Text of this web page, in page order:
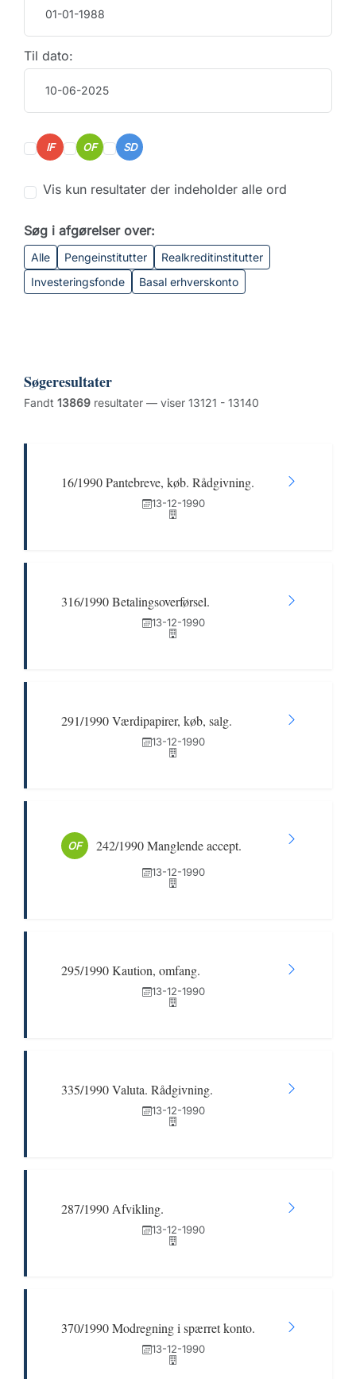
Til dato:
IF OF SD
Vis kun resultater der indeholder alle ord
Søg i afgørelser over:
Alle Pengeinstitutter
Realkreditinstitutter
Investeringsfonde
Basal erhverskonto
Søgeresultater
Fandt 13869 resultater — viser 13121 - 13140
16/1990 Pantebreve, køb. Rådgivning.
13-12-1990
316/1990 Betalingsoverførsel.
13-12-1990
291/1990 Værdipapirer, køb, salg.
13-12-1990
OF 242/1990 Manglende accept.
13-12-1990
295/1990 Kaution, omfang.
13-12-1990
335/1990 Valuta. Rådgivning.
13-12-1990
287/1990 Afvikling.
13-12-1990
370/1990 Modregning i spærret konto.
13-12-1990